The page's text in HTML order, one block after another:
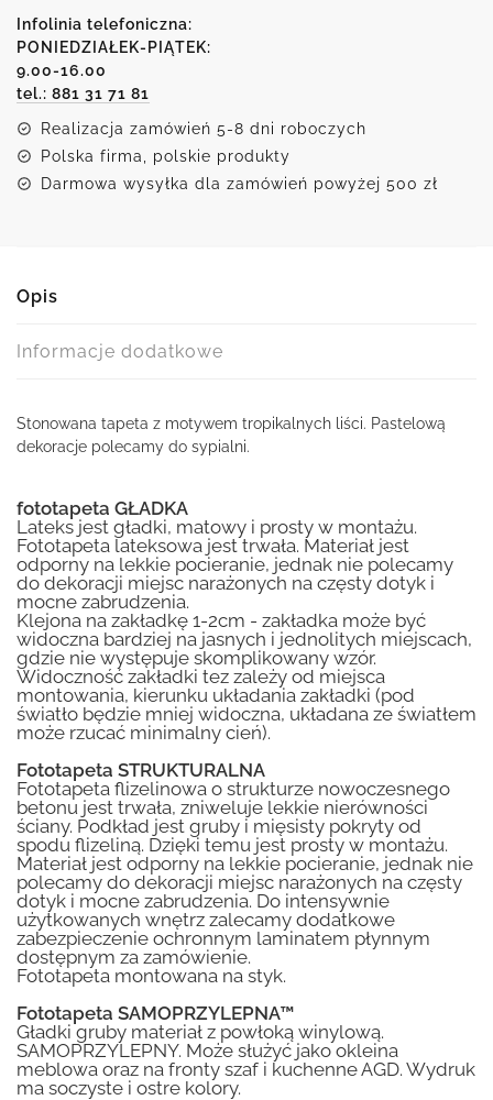
z
motywem
tropikalnych
liści
Infolinia telefoniczna:
PONIEDZIAŁEK-PIĄTEK:
9.00-16.00
tel.: 881 31 71 81
Realizacja zamówień 5-8 dni roboczych
Polska firma, polskie produkty
Darmowa wysyłka dla zamówień powyżej 500 zł
Opis
Informacje dodatkowe
Stonowana tapeta z motywem tropikalnych liści. Pastelową
dekoracje polecamy do sypialni.
fototapeta GŁADKA
Lateks jest gładki, matowy i prosty w montażu.
Fototapeta lateksowa jest trwała. Materiał jest
odporny na lekkie pocieranie, jednak nie polecamy
do dekoracji miejsc narażonych na częsty dotyk i
mocne zabrudzenia.
Klejona na zakładkę 1-2cm - zakładka może być
widoczna bardziej na jasnych i jednolitych miejscach,
gdzie nie występuje skomplikowany wzór.
Widoczność zakładki tez zależy od miejsca
montowania, kierunku układania zakładki (pod
światło będzie mniej widoczna, układana ze światłem
może rzucać minimalny cień).
Fototapeta STRUKTURALNA
Fototapeta flizelinowa o strukturze nowoczesnego
betonu jest trwała, zniweluje lekkie nierówności
ściany. Podkład jest gruby i mięsisty pokryty od
spodu flizeliną. Dzięki temu jest prosty w montażu.
Materiał jest odporny na lekkie pocieranie, jednak nie
polecamy do dekoracji miejsc narażonych na częsty
dotyk i mocne zabrudzenia. Do intensywnie
użytkowanych wnętrz zalecamy dodatkowe
zabezpieczenie ochronnym laminatem płynnym
dostępnym za zamówienie.
Fototapeta montowana na styk.
Fototapeta SAMOPRZYLEPNA™
Gładki gruby materiał z powłoką winylową.
SAMOPRZYLEPNY. Może służyć jako okleina
meblowa oraz na fronty szaf i kuchenne AGD. Wydruk
ma soczyste i ostre kolory.